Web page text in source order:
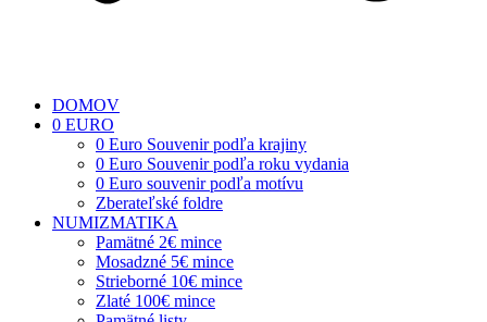
DOMOV
0 EURO
0 Euro Souvenir podľa krajiny
0 Euro Souvenir podľa roku vydania
0 Euro souvenir podľa motívu
Zberateľské foldre
NUMIZMATIKA
Pamätné 2€ mince
Mosadzné 5€ mince
Strieborné 10€ mince
Zlaté 100€ mince